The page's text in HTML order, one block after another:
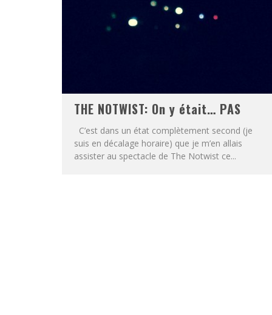
THE NOTWIST: On y était… PAS
C’est dans un état complètement second (je
suis en décalage horaire) que je m’en allais
assister au spectacle de The Notwist ce...